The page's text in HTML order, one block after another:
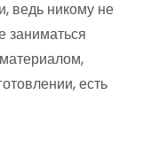
ведь никому не
заниматься
есть